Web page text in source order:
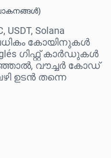
)
USDT, Solana
ലധികം കോയിനുകൾ
ഗിഫ്റ്റ് കാർഡുകൾ
വൗച്ചർ കോഡ്
ഉടൻ തന്നെ